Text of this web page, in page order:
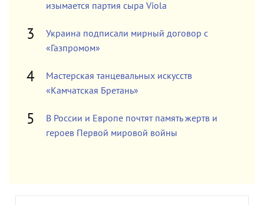
изымается партия сыра Viola
Украина подписали мирный договор с
«Газпромом»
Мастерская танцевальных искусств
«Камчатская Бретань»
В России и Европе почтят память жертв и
героев Первой мировой войны